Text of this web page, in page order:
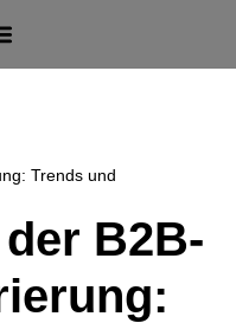
Trends und
B2B-